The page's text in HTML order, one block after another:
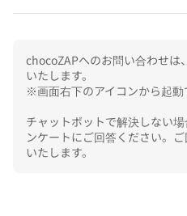
chocoZAPへのお問い合わせは
いたします。
※画面右下のアイコンから起動
チャットボットで解決しない
ンケートにご回答ください。
いたします。